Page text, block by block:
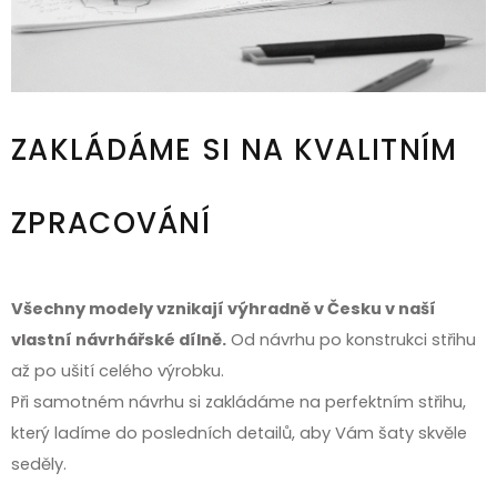
ZAKLÁDÁME SI NA KVALITNÍM
ZPRACOVÁNÍ
Všechny modely vznikají výhradně v Česku v naší
vlastní návrhářské dílně. Od návrhu po konstrukci střihu
až po ušití celého výrobku.
Při samotném návrhu si zakládáme na perfektním střihu,
který ladíme do posledních detailů, aby Vám šaty skvěle
seděly.